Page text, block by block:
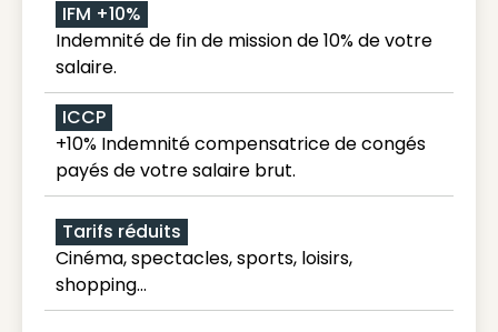
IFM +10%
Indemnité de fin de mission de 10% de votre
salaire.
ICCP
+10% Indemnité compensatrice de congés
payés de votre salaire brut.
Tarifs réduits
Cinéma, spectacles, sports, loisirs,
shopping...